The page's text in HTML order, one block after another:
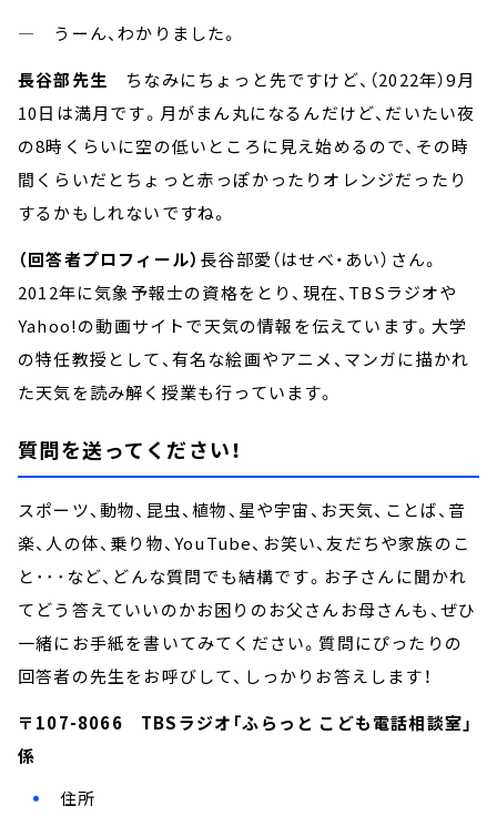
― うーん、わかりました。
長谷部先生 ちなみにちょっと先ですけど、（2022年）9月
10日は満月です。月がまん丸になるんだけど、だいたい夜
の8時くらいに空の低いところに見え始めるので、その時
間くらいだとちょっと赤っぽかったりオレンジだったり
するかもしれないですね。
（回答者プロフィール） 長谷部愛（はせべ・あい）さん。
2012年に気象予報士の資格をとり、現在、TBSラジオや
Yahoo!の動画サイトで天気の情報を伝えています。大学
の特任教授として、有名な絵画やアニメ、マンガに描かれ
た天気を読み解く授業も行っています。
質問を送ってください！
スポーツ、動物、昆虫、植物、星や宇宙、お天気、ことば、音
楽、人の体、乗り物、YouTube、お笑い、友だちや家族のこ
と･･･など、どんな質問でも結構です。お子さんに聞かれ
てどう答えていいのかお困りのお父さんお母さんも、ぜひ
一緒にお手紙を書いてみてください。質問にぴったりの
回答者の先生をお呼びして、しっかりお答えします！
〒107-8066 TBSラジオ「ふらっと こども電話相談室」
係
住所